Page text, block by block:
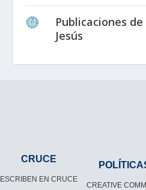
Publicaciones
Jesús
CRUCE
ESCRIBEN EN CRUCE
CREATIVE